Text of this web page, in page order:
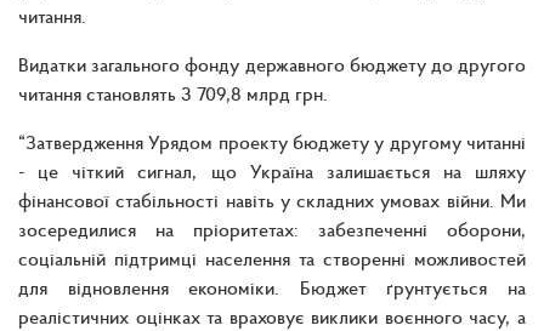
читання.
Видатки загального фонду державного бюджету до другого
читання становлять 3 709,8 млрд грн.
“Затвердження Урядом проекту бюджету у другому читанні
- це чіткий сигнал, що Україна залишається на шляху
фінансової стабільності навіть у складних умовах війни. Ми
зосередилися на пріоритетах: забезпеченні оборони,
соціальній підтримці населення та створенні можливостей
для відновлення економіки. Бюджет ґрунтується на
реалістичних оцінках та враховує виклики воєнного часу, а